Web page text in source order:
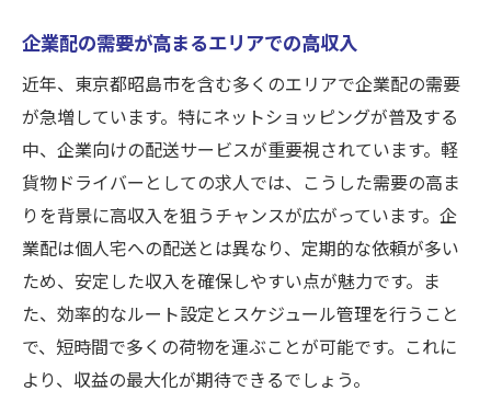
企業配の需要が高まるエリアでの高収入
近年、東京都昭島市を含む多くのエリアで企業配の需要
が急増しています。特にネットショッピングが普及する
中、企業向けの配送サービスが重要視されています。軽
貨物ドライバーとしての求人では、こうした需要の高ま
りを背景に高収入を狙うチャンスが広がっています。企
業配は個人宅への配送とは異なり、定期的な依頼が多い
ため、安定した収入を確保しやすい点が魅力です。ま
た、効率的なルート設定とスケジュール管理を行うこと
で、短時間で多くの荷物を運ぶことが可能です。これに
より、収益の最大化が期待できるでしょう。